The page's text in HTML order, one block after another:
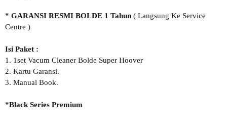
* GARANSI RESMI BOLDE 1 Tahun ( Langsung Ke Service
Centre )
Isi Paket :
1. 1set Vacum Cleaner Bolde Super Hoover
2. Kartu Garansi.
3. Manual Book.
*Black Series Premium